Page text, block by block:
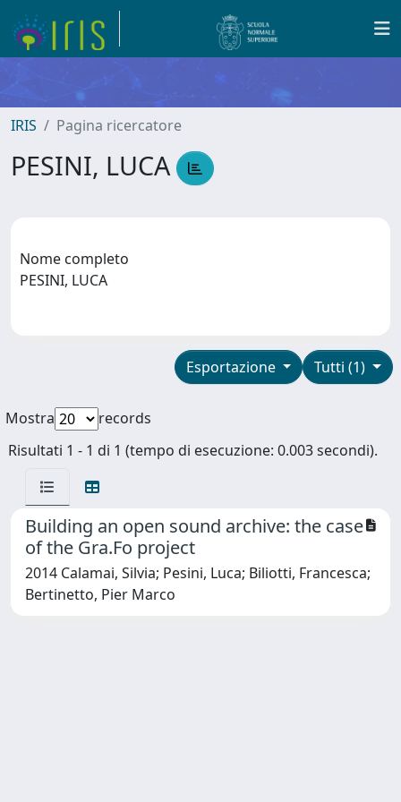
IRIS Pagina ricercatore
PESINI, LUCA
Nome completo
PESINI, LUCA
Tutti (1)
Esportazione
Mostra
records
Risultati 1 - 1 di 1 (tempo di esecuzione: 0.003 secondi).
Building an open sound archive: the case
of the Gra.Fo project
2014 Calamai, Silvia; Pesini, Luca; Biliotti, Francesca;
Bertinetto, Pier Marco